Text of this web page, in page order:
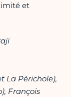
et
La Périchole),
François